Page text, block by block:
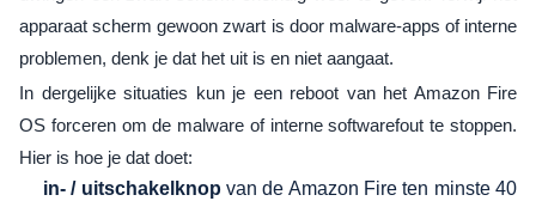
apparaat scherm gewoon zwart is door malware-apps of interne
problemen, denk je dat het uit is en niet aangaat.
In dergelijke situaties kun je een reboot van het Amazon Fire
OS forceren om de malware of interne softwarefout te stoppen.
Hier is hoe je dat doet:
in- / uitschakelknop van de Amazon Fire ten minste 40